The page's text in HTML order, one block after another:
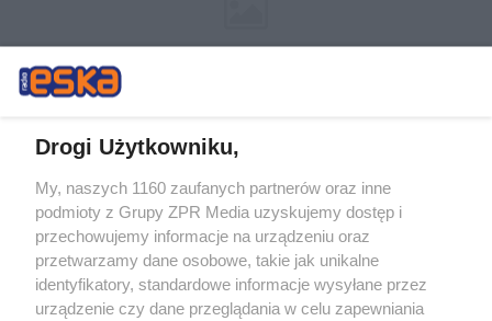
Żaden utwór zamieszczony w serwisie nie może być powielany i
rozpowszechniany lub dalej rozpowszechniany w jakikolwiek sposób (w
tym także elektroniczny lub mechaniczny) na jakimkolwiek polu
eksploatacji w jakiejkolwiek formie, włącznie z umieszczaniem w
Internecie bez pisemnej zgody właściciela praw. Jakiekolwiek użycie lub
wykorzystanie utworów w całości lub w części z naruszeniem prawa,
tzn. bez właściwej zgody, jest zabronione pod groźbą kary i może być
Drogi Użytkowniku,
My, naszych 1160 zaufanych partnerów oraz inne
podmioty z Grupy ZPR Media uzyskujemy dostęp i
przechowujemy informacje na urządzeniu oraz
przetwarzamy dane osobowe, takie jak unikalne
identyfikatory, standardowe informacje wysyłane przez
urządzenie czy dane przeglądania w celu zapewniania